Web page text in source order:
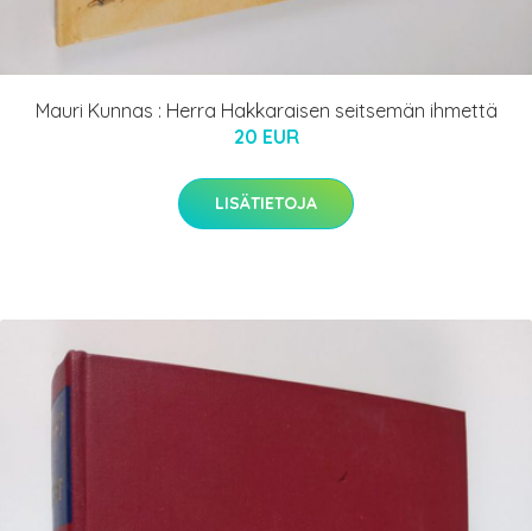
Mauri Kunnas : Herra Hakkaraisen seitsemän ihmettä
20 EUR
LISÄTIETOJA